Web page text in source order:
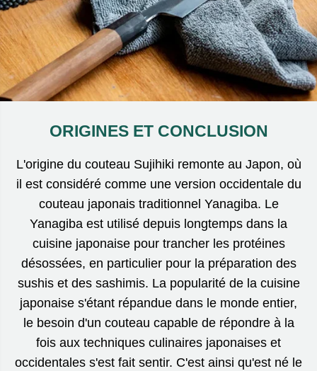
ORIGINES ET CONCLUSION
L'origine du couteau Sujihiki remonte au Japon, où
il est considéré comme une version occidentale du
couteau japonais traditionnel Yanagiba. Le
Yanagiba est utilisé depuis longtemps dans la
cuisine japonaise pour trancher les protéines
désossées, en particulier pour la préparation des
sushis et des sashimis. La popularité de la cuisine
japonaise s'étant répandue dans le monde entier,
le besoin d'un couteau capable de répondre à la
fois aux techniques culinaires japonaises et
occidentales s'est fait sentir. C'est ainsi qu'est né le